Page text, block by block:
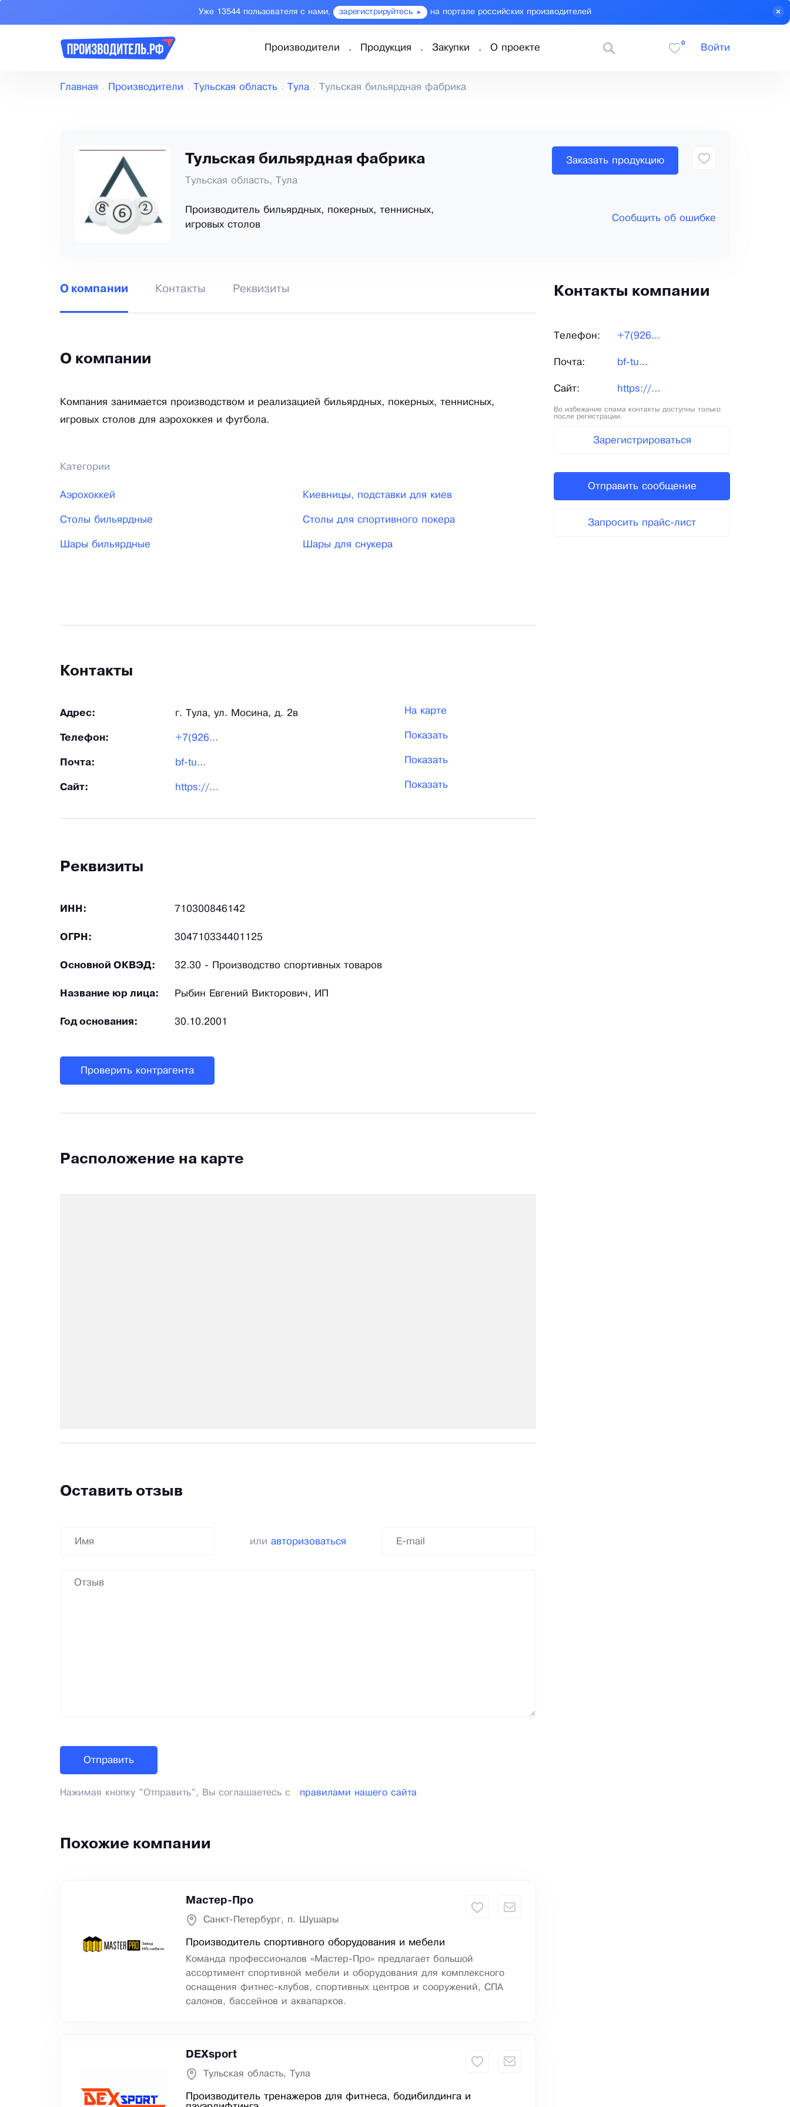
Уже 13544 пользователя с нами, зарегистрируйтесь на портале российских производителей
Производители Продукция Закупки О проекте
0
Войти
Главная Производители Тульская область Тула Тульская бильярдная фабрика
Тульская бильярдная фабрика
Тульская область, Тула
Производитель бильярдных, покерных, теннисных,
игровых столов
Заказать продукцию
Сообщить об ошибке
О компании Контакты Реквизиты
О компании
Компания занимается производством и реализацией бильярдных, покерных, теннисных,
игровых столов для аэрохоккея и футбола.
Категории
Аэрохоккей Киевницы, подставки для киев
Столы бильярдные Столы для спортивного покера
Шары бильярдные Шары для снукера
Контакты
Адрес: г. Тула, ул. Мосина, д. 2в На карте
Телефон: +7(926... Показать
Почта: bf-tu... Показать
Сайт: https://bf-tula.ru/ Показать
Реквизиты
ИНН: 710300846142
ОГРН: 304710334401125
Основной ОКВЭД: 32.30 - Производство спортивных товаров
Название юр лица: Рыбин Евгений Викторович, ИП
Год основания: 30.10.2001
Проверить контрагента
Расположение на карте
Оставить отзыв
или авторизоваться
Нажимая кнопку "Отправить", Вы соглашаетесь с правилами нашего сайта
Похожие компании
Мастер-Про
Санкт-Петербург, п. Шушары
Производитель спортивного оборудования и мебели
Команда профессионалов «Мастер-Про» предлагает большой
ассортимент спортивной мебели и оборудования для комплексного
оснащения фитнес-клубов, спортивных центров и сооружений, СПА
салонов, бассейнов и аквапарков.
DEXsport
Тульская область, Тула
Производитель тренажеров для фитнеса, бодибилдинга и
Контакты компании
Телефон: +7(926...
Почта: bf-tu...
Сайт: https://bf-tula.ru/
Во избежание спама контакты доступны только
после регистрации.
Зарегистрироваться
Отправить сообщение
Запросить прайс-лист